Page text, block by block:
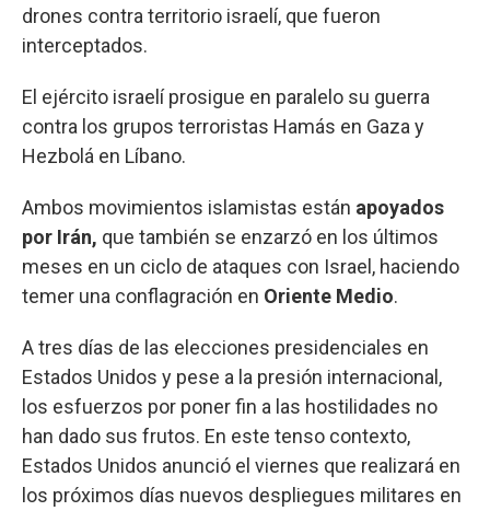
drones contra territorio israelí, que fueron
interceptados.
El ejército israelí prosigue en paralelo su guerra
contra los grupos terroristas Hamás en Gaza y
Hezbolá en Líbano.
Ambos movimientos islamistas están apoyados
por Irán, que también se enzarzó en los últimos
meses en un ciclo de ataques con Israel, haciendo
temer una conflagración en Oriente Medio.
A tres días de las elecciones presidenciales en
Estados Unidos y pese a la presión internacional,
los esfuerzos por poner fin a las hostilidades no
han dado sus frutos. En este tenso contexto,
Estados Unidos anunció el viernes que realizará en
los próximos días nuevos despliegues militares en